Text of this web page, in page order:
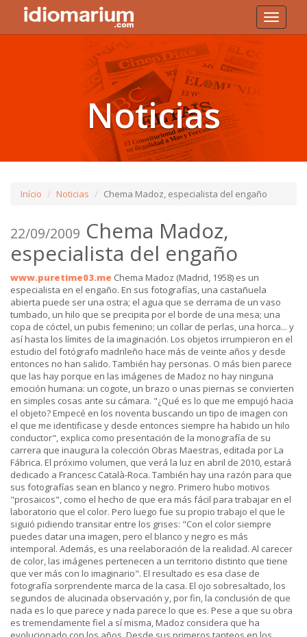
Toggle
Noticias
Início Noticias Chema Madoz, especialista del engaño
22/09/2009 Chema Madoz,
especialista del engaño
www.puretime03.me Chema Madoz (Madrid, 1958) es un
especialista en el engaño. En sus fotografías, una castañuela
abierta puede ser una ostra; el agua que se derrama de un vaso
tumbado, un hilo que se precipita por el borde de una mesa; una
copa de cóctel, un pubis femenino; un collar de perlas, una horca... y
así hasta los límites de la imaginación. Los objetos irrumpieron en el
estudio del fotógrafo madrileño hace más de veinte años y desde
entonces no han salido. También hay personas. O más bien parece
que las hay porque en las imágenes de Madoz no hay ninguna
emoción humana: un cogote, un brazo o unas piernas se convierten
en simples cosas ante su cámara. "¿Qué es lo que me empujó hacia
el objeto? Empecé en los noventa buscando un tipo de imagen con
el que me identificase y desde entonces siempre ha habido un hilo
conductor", explica como presentación de la monografía de su
carrera que inaugura la colección Obras Maestras, editada por La
Fábrica. El próximo volumen, que verá la luz en abril de 2010, estará
dedicado a Francesc Català-Roca. También hay una razón para que
sus fotografías sean en blanco y negro. Primero hubo motivos
"prosaicos", como el hecho de que era más fácil para trabajar en el
laboratorio que el color. Pero luego fue su propio trabajo el que le
siguió pidiendo transitar entre los grises: "Con el color siempre
puedes datar una imagen, pero el blanco y negro es más
intemporal. Además, es una reelaboración de la realidad. Al carecer
de color, las imágenes pertenecen a un territorio distinto que tiene
que ver más con lo imaginario". El resultado es esa clase de
fotografía sorprendente marca de la casa. El ojo sobresaltado, los
segundos de alucinada observación y, por fin, la conclusión de que
nada es lo que parece y nada parece lo que es. Pese a que su obra
es tremendamente fiel a sí misma, Madoz considera que ha